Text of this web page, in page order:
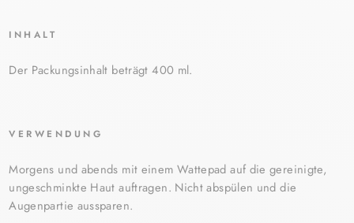
INHALT
Der Packungsinhalt beträgt 400 ml.
VERWENDUNG
Morgens und abends mit einem Wattepad auf die gereinigte,
ungeschminkte Haut auftragen. Nicht abspülen und die
Augenpartie aussparen.